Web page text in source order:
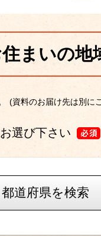
まいの地
(資料のお届け先は別に
選び下さい
都道府県を検索